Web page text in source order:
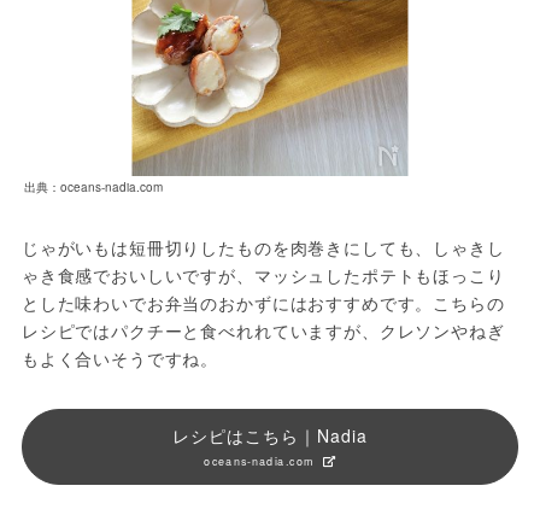
出典：oceans-nadia.com
じゃがいもは短冊切りしたものを肉巻きにしても、しゃきし
ゃき食感でおいしいですが、マッシュしたポテトもほっこり
とした味わいでお弁当のおかずにはおすすめです。こちらの
レシピではパクチーと食べれれていますが、クレソンやねぎ
もよく合いそうですね。
レシピはこちら｜Nadia
oceans-nadia.com